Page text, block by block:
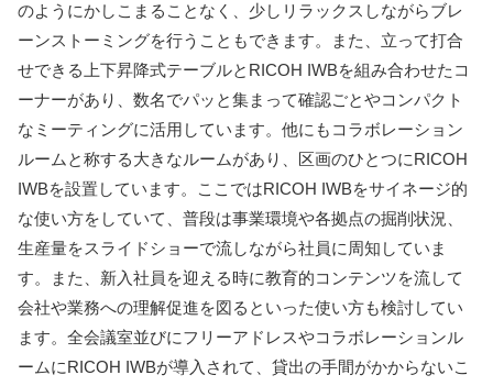
のようにかしこまることなく、少しリラックスしながらブレ
ーンストーミングを行うこともできます。また、立って打合
せできる上下昇降式テーブルとRICOH IWBを組み合わせたコ
ーナーがあり、数名でパッと集まって確認ごとやコンパクト
なミーティングに活用しています。他にもコラボレーション
ルームと称する大きなルームがあり、区画のひとつにRICOH
IWBを設置しています。ここではRICOH IWBをサイネージ的
な使い方をしていて、普段は事業環境や各拠点の掘削状況、
生産量をスライドショーで流しながら社員に周知していま
す。また、新入社員を迎える時に教育的コンテンツを流して
会社や業務への理解促進を図るといった使い方も検討してい
ます。全会議室並びにフリーアドレスやコラボレーションル
ームにRICOH IWBが導入されて、貸出の手間がかからないこ